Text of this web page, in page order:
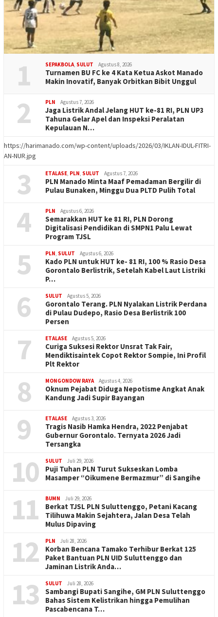
1 SEPAKBOLA SULUT Agustus 8, 2026
Turnamen BU FC ke 4 Kata Ketua Askot Manado
Makin Inovatif, Banyak Orbitkan Bibit Unggul
2 PLN Agustus 7, 2026
Jaga Listrik Andal Jelang HUT ke-81 RI, PLN UP3
Tahuna Gelar Apel dan Inspeksi Peralatan
Kepulauan N…
https://harimanado.com/wp-content/uploads/2026/03/IKLAN-IDUL-FITRI-
AN-NUR.jpg
3 ETALASE PLN SULUT Agustus 7, 2026
PLN Manado Minta Maaf Pemadaman Bergilir di
Pulau Bunaken, Minggu Dua PLTD Pulih Total
4 PLN Agustus 6, 2026
Semarakkan HUT ke 81 RI, PLN Dorong
Digitalisasi Pendidikan di SMPN1 Palu Lewat
Program TJSL
5 PLN SULUT Agustus 6, 2026
Kado PLN untuk HUT ke- 81 RI, 100 % Rasio Desa
Gorontalo Berlistrik, Setelah Kabel Laut Listriki
P…
6 SULUT Agustus 5, 2026
Gorontalo Terang. PLN Nyalakan Listrik Perdana
di Pulau Dudepo, Rasio Desa Berlistrik 100
Persen
7 ETALASE Agustus 5, 2026
Curiga Suksesi Rektor Unsrat Tak Fair,
Mendiktisaintek Copot Rektor Sompie, Ini Profil
Plt Rektor
8 MONGONDOW RAYA Agustus 4, 2026
Oknum Pejabat Diduga Nepotisme Angkat Anak
Kandung Jadi Supir Bayangan
9 ETALASE Agustus 3, 2026
Tragis Nasib Hamka Hendra, 2022 Penjabat
Gubernur Gorontalo. Ternyata 2026 Jadi
Tersangka
10 SULUT Juli 29, 2026
Puji Tuhan PLN Turut Sukseskan Lomba
Masamper “Oikumene Bermazmur” di Sangihe
11 BUMN Juli 29, 2026
Berkat TJSL PLN Suluttenggo, Petani Kacang
Tilihuwa Makin Sejahtera, Jalan Desa Telah
Mulus Dipaving
12 PLN Juli 28, 2026
Korban Bencana Tamako Terhibur Berkat 125
Paket Bantuan PLN UID Suluttenggo dan
Jaminan Listrik Anda…
13 SULUT Juli 28, 2026
Sambangi Bupati Sangihe, GM PLN Suluttenggo
Bahas Sistem Kelistrikan hingga Pemulihan
Pascabencana T…